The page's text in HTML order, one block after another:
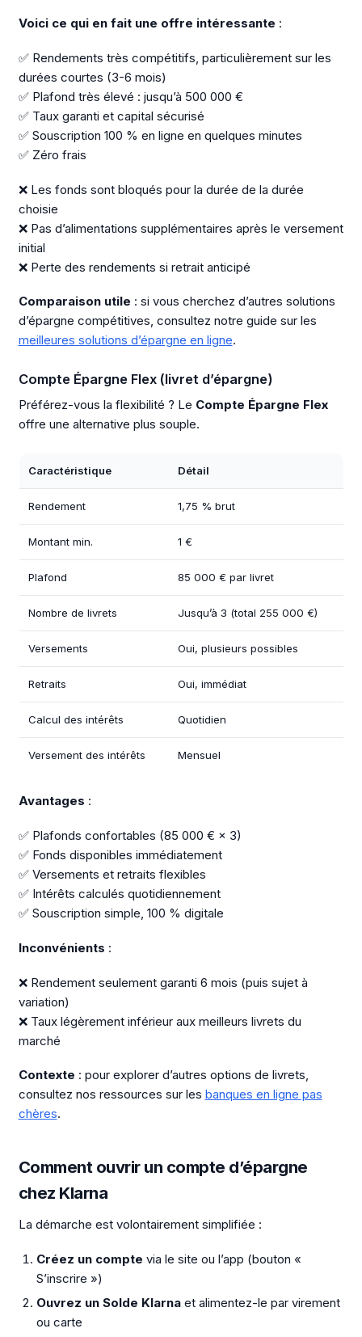
Voici ce qui en fait une offre intéressante :
✅ Rendements très compétitifs, particulièrement sur les
durées courtes (3-6 mois)
✅ Plafond très élevé : jusqu’à 500 000 €
✅ Taux garanti et capital sécurisé
✅ Souscription 100 % en ligne en quelques minutes
✅ Zéro frais
❌ Les fonds sont bloqués pour la durée de la durée
choisie
❌ Pas d’alimentations supplémentaires après le versement
initial
❌ Perte des rendements si retrait anticipé
Comparaison utile : si vous cherchez d’autres solutions
d’épargne compétitives, consultez notre guide sur les
meilleures solutions d’épargne en ligne.
Compte Épargne Flex (livret d’épargne)
Préférez-vous la flexibilité ? Le Compte Épargne Flex
offre une alternative plus souple.
Caractéristique Détail
Rendement 1,75 % brut
Montant min. 1 €
Plafond 85 000 € par livret
Nombre de livrets Jusqu’à 3 (total 255 000 €)
Versements Oui, plusieurs possibles
Retraits Oui, immédiat
Calcul des intérêts Quotidien
Versement des intérêts Mensuel
Avantages :
✅ Plafonds confortables (85 000 € × 3)
✅ Fonds disponibles immédiatement
✅ Versements et retraits flexibles
✅ Intérêts calculés quotidiennement
✅ Souscription simple, 100 % digitale
Inconvénients :
❌ Rendement seulement garanti 6 mois (puis sujet à
variation)
❌ Taux légèrement inférieur aux meilleurs livrets du
marché
Contexte : pour explorer d’autres options de livrets,
consultez nos ressources sur les banques en ligne pas
chères.
Comment ouvrir un compte d’épargne
chez Klarna
La démarche est volontairement simplifiée :
Créez un compte via le site ou l’app (bouton «
S’inscrire »)
Ouvrez un Solde Klarna et alimentez-le par virement
ou carte